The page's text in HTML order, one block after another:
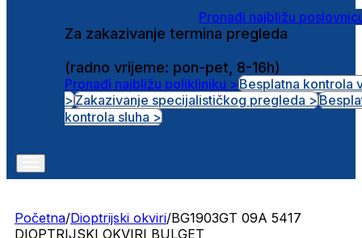
Pronađi najbližu
Za zakazivanje termina pregleda
(radno vrijeme: pon-pet, 8-16h)
Pronađi najbližu polikliniku >Besplatna kontrola
>Zakazivanje specijalističkog pregleda >
kontrola sluha >
Početna/Dioptrijski okviri/BG1903GT 09A 5417
DIOPTRIJSKI OKVIRI BULGET